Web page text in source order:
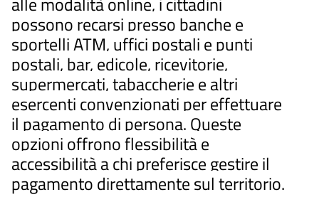
possono recarsi presso banche e
sportelli ATM, uffici postali e punti
postali, bar, edicole, ricevitorie,
supermercati, tabaccherie e altri
esercenti convenzionati per effettuare
il pagamento di persona. Queste
opzioni offrono flessibilità e
accessibilità a chi preferisce gestire il
pagamento direttamente sul territorio.